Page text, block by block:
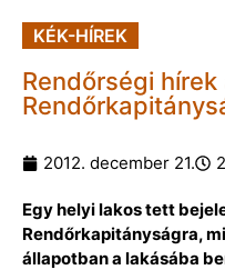
KÉK-HÍREK
Rendőrségi
2012. december 21.
Egy helyi lakos tett
Rendőrkapitányságra,
állapotban a lakásába